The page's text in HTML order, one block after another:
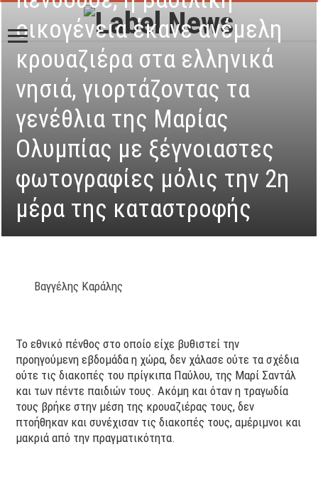
οικογένεια έκανε ανέμελη
κρουαζιέρα στα ελληνικά
νησιά, γιορτάζοντας τα
γενέθλια της Μαρίας
Ολυμπίας με ξέγνοιαστες
φωτογραφίες μόλις την 2η
μέρα της καταστροφής
Βαγγέλης Καράλης
Το εθνικό πένθος στο οποίο είχε βυθιστεί την
προηγούμενη εβδομάδα η χώρα, δεν χάλασε ούτε τα σχέδια
ούτε τις διακοπές του πρίγκιπα Παύλου, της Μαρί Σαντάλ
και των πέντε παιδιών τους. Ακόμη και όταν η τραγωδία
τους βρήκε στην μέση της κρουαζιέρας τους, δεν
πτοήθηκαν και συνέχισαν τις διακοπές τους, αμέριμνοι και
μακριά από την πραγματικότητα.